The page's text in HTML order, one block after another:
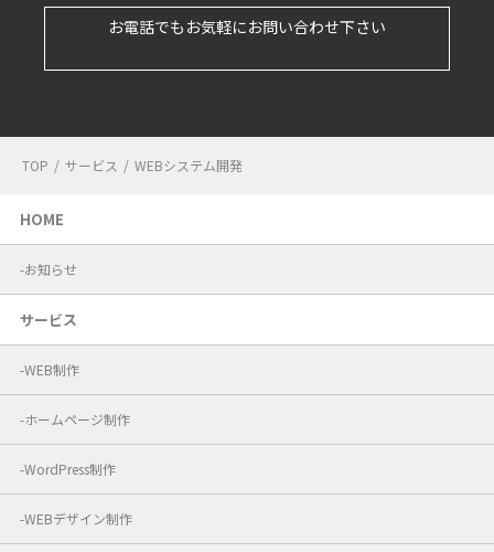
お電話でもお気軽にお問い合わせ下さい
TOP / サービス / WEBシステム開発
HOME
お知らせ
サービス
WEB制作
ホームページ制作
WordPress制作
WEBデザイン制作